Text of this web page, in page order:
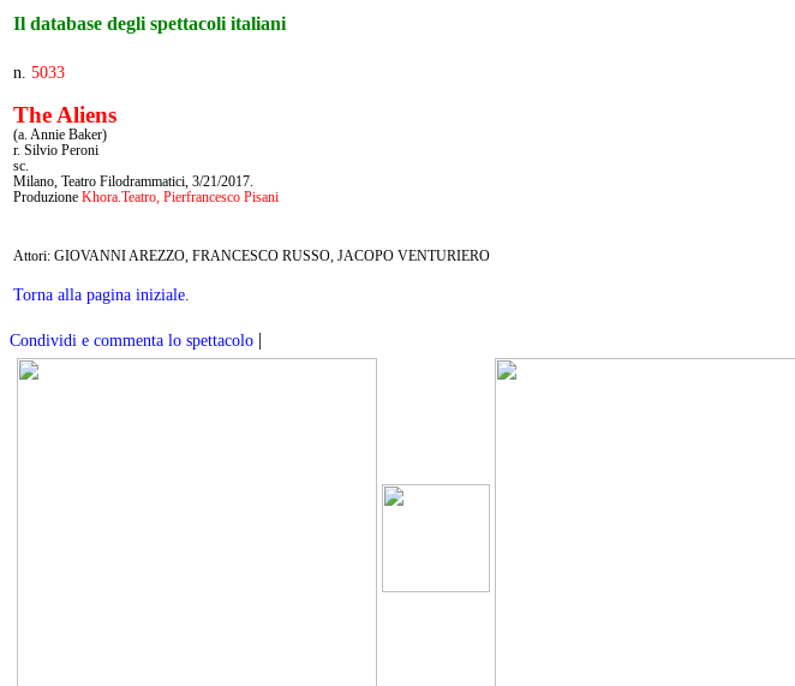
Il database degli spettacoli italiani
n. 5033
The Aliens
(a. Annie Baker)
r. Silvio Peroni
sc.
Milano, Teatro Filodrammatici, 3/21/2017.
Produzione Khora.Teatro, Pierfrancesco Pisani
Attori: GIOVANNI AREZZO, FRANCESCO RUSSO, JACOPO VENTURIERO
Torna alla pagina iniziale.
Condividi e commenta lo spettacolo |